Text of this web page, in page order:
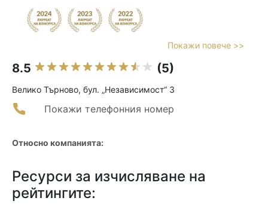
Покажи повече >>
8.5 (5)
Велико Търново, бул. „Независимост“ 3
Покажи телефонния номер
Относно компанията:
Ресурси за изчисляване на
рейтингите: